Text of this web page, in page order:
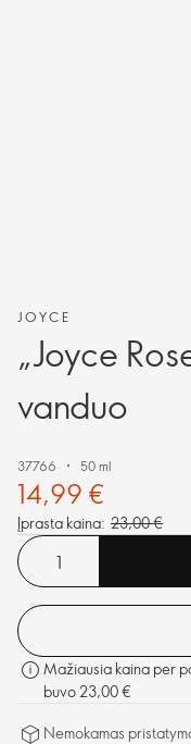
JOYCE
„Joyce
vanduo
37766 50 ml
14,99 €
Įprasta kaina: 23,00 €
Mažiausia kaina per
buvo 23,00 €
Nemokamas